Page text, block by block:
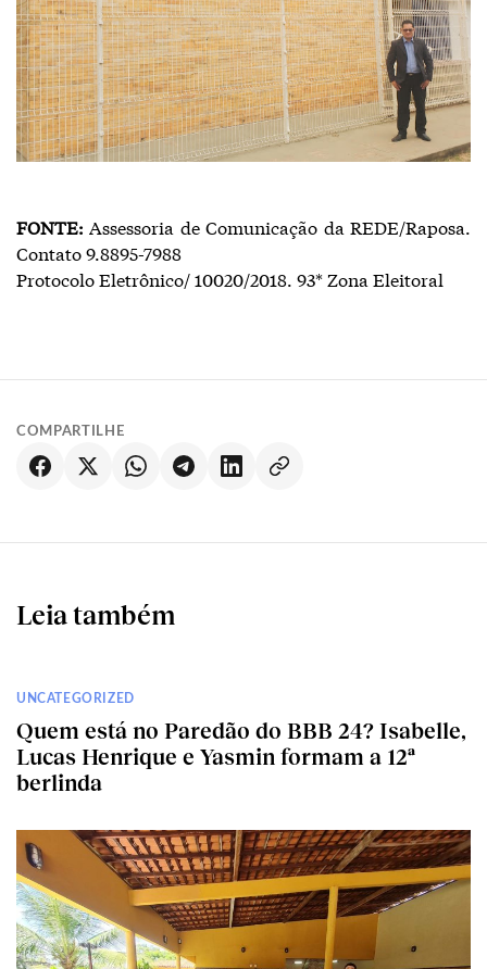
FONTE: Assessoria de Comunicação da REDE/Raposa.
Contato 9.8895-7988
Protocolo Eletrônico/ 10020/2018. 93* Zona Eleitoral
COMPARTILHE
Leia também
UNCATEGORIZED
Quem está no Paredão do BBB 24? Isabelle,
Lucas Henrique e Yasmin formam a 12ª
berlinda